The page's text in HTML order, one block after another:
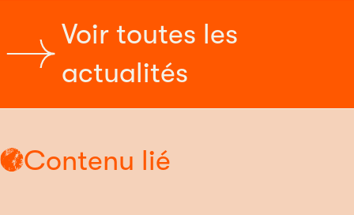
Voir toutes les
actualités
Contenu lié